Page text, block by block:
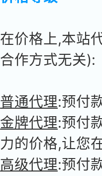
在价格上,本站
合作方式无关):
普通代理:预付
金牌代理:预付
力的价格,让您
高级代理:预付